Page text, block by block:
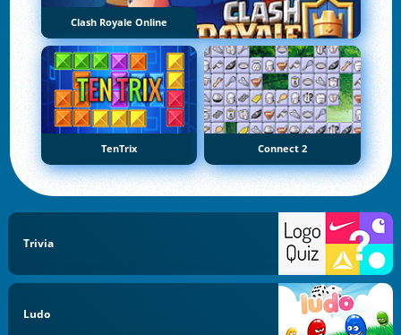
Clash Royale Online
TenTrix Connect 2
Trivia
Ludo